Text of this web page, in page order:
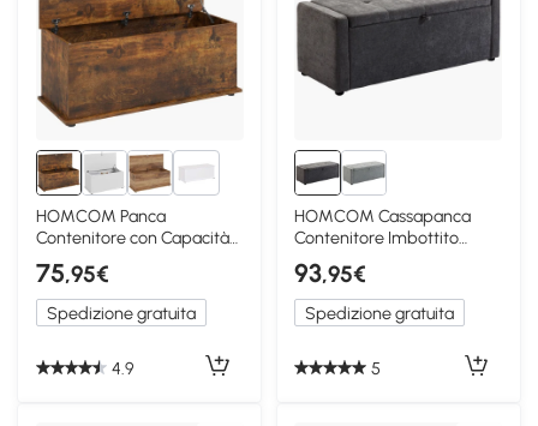
HOMCOM Panca
Contenitore con Capacità
120kg in Truciolato Marrone
75,95€
Spedizione gratuita
4.9
HOMCOM Cassapanca
Contenitore Imbottito
Effetto Lino Grigio Scuro
93,95€
Spedizione gratuita
5